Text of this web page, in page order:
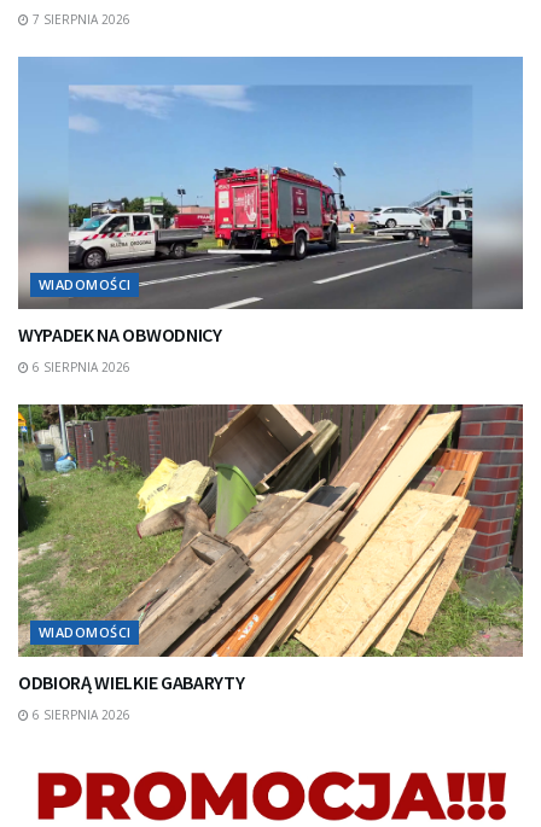
7 SIERPNIA 2026
WIADOMOŚCI
WYPADEK NA OBWODNICY
6 SIERPNIA 2026
WIADOMOŚCI
ODBIORĄ WIELKIE GABARYTY
6 SIERPNIA 2026